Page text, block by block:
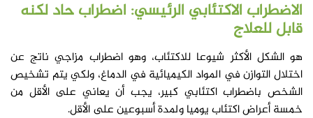
الاضطراب الاكتئابي الرئيسي: اضطراب حاد لكنه
قابل للعلاج
هو الشكل الأكثر شيوعا للاكتئاب، وهو اضطراب مزاجي ناتج عن
اختلال التوازن في المواد الكيميائية في الدماغ، ولكي يتم تشخيص
الشخص باضطراب اكتئابي كبير، يجب أن يعاني على الأقل من
خمسة أعراض اكتئاب يوميا ولمدة أسبوعين على الأقل.